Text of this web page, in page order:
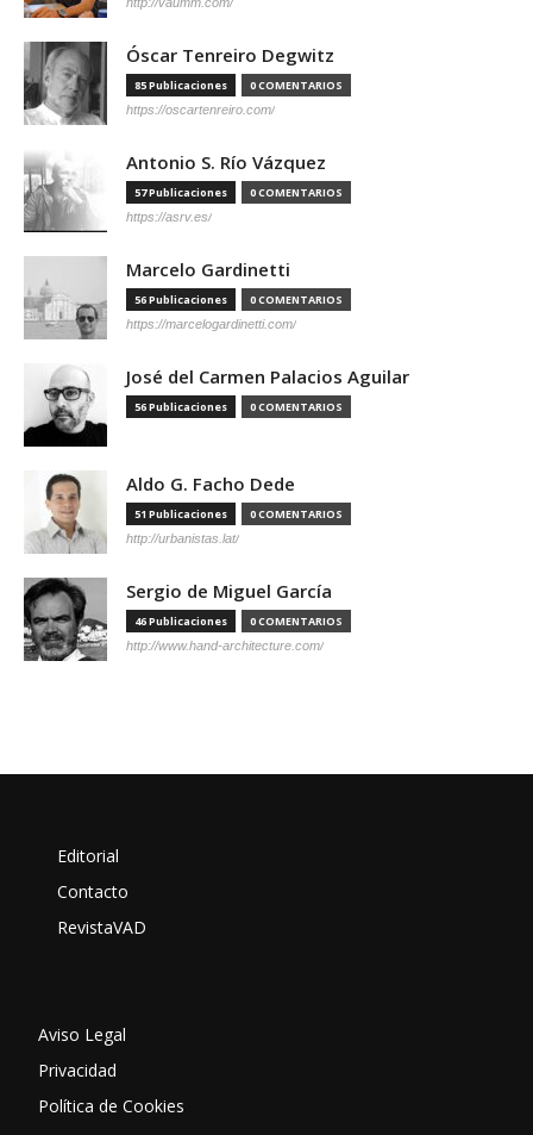
Óscar Tenreiro Degwitz
85 Publicaciones 0 COMENTARIOS
https://oscartenreiro.com/
Antonio S. Río Vázquez
57 Publicaciones 0 COMENTARIOS
https://asrv.es/
Marcelo Gardinetti
56 Publicaciones 0 COMENTARIOS
https://marcelogardinetti.com/
José del Carmen Palacios Aguilar
56 Publicaciones 0 COMENTARIOS
Aldo G. Facho Dede
51 Publicaciones 0 COMENTARIOS
http://urbanistas.lat/
Sergio de Miguel García
46 Publicaciones 0 COMENTARIOS
http://www.hand-architecture.com/
Editorial
Contacto
RevistaVAD
Aviso Legal
Privacidad
Política de Cookies